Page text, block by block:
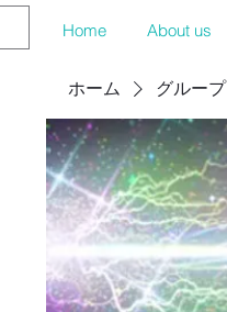
Home About us
ホーム グループ